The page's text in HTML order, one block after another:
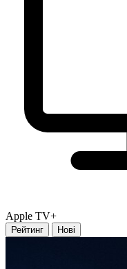
Apple TV+
Рейтинг Нові